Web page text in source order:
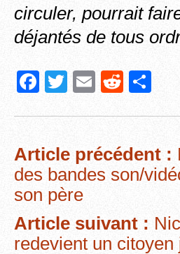
circuler, pourrait
déjantés de tous
F
e
b
o
o
k
T
er
E
R
di
t
g
er
Article précédent :
des bandes son/
son père
Article suivant :
redevient un